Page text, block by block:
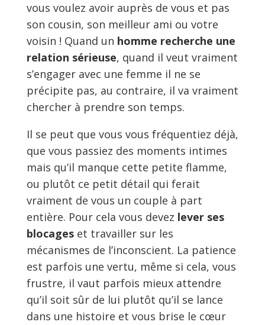
vous voulez avoir auprès de vous et pas
son cousin, son meilleur ami ou votre
voisin ! Quand un homme recherche une
relation sérieuse, quand il veut vraiment
s’engager avec une femme il ne se
précipite pas, au contraire, il va vraiment
chercher à prendre son temps.
Il se peut que vous vous fréquentiez déjà,
que vous passiez des moments intimes
mais qu’il manque cette petite flamme,
ou plutôt ce petit détail qui ferait
vraiment de vous un couple à part
entière. Pour cela vous devez lever ses
blocages et travailler sur les
mécanismes de l’inconscient. La patience
est parfois une vertu, même si cela, vous
frustre, il vaut parfois mieux attendre
qu’il soit sûr de lui plutôt qu’il se lance
dans une histoire et vous brise le cœur